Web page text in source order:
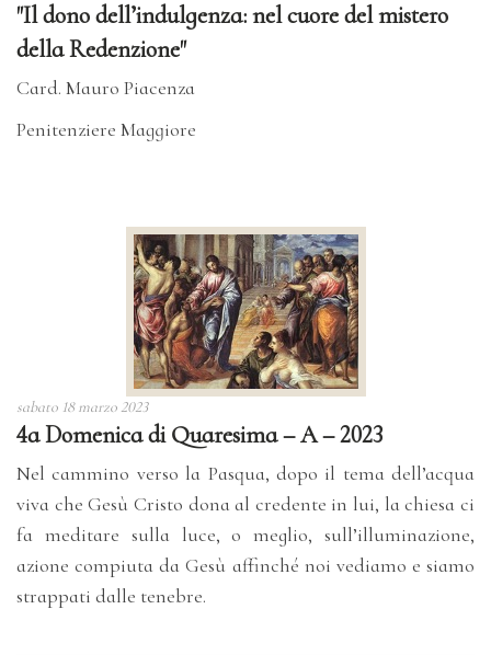
"Il dono dell’indulgenza: nel cuore del mistero
della Redenzione"
Card. Mauro Piacenza
Penitenziere Maggiore
sabato 18 marzo 2023
4a Domenica di Quaresima – A – 2023
Nel cammino verso la Pasqua, dopo il tema dell’acqua
viva che Gesù Cristo dona al credente in lui, la chiesa ci
fa meditare sulla luce, o meglio, sull’illuminazione,
azione compiuta da Gesù affinché noi vediamo e siamo
strappati dalle tenebre.